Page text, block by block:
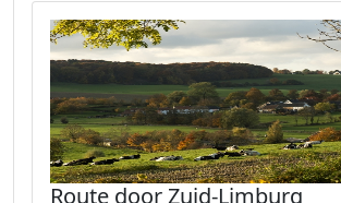
Route door Zuid-Limburg